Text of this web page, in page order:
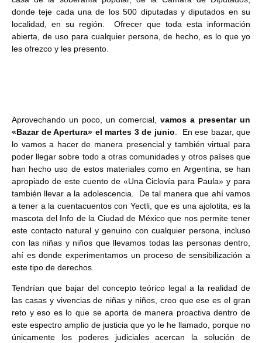
donde teje cada una de los 500 diputadas y diputados en su
localidad, en su región. Ofrecer que toda esta información
abierta, de uso para cualquier persona, de hecho, es lo que yo
les ofrezco y les presento.
Aprovechando un poco, un comercial, vamos a presentar un
«Bazar de Apertura» el martes 3 de junio . En ese bazar, que
lo vamos a hacer de manera presencial y también virtual para
poder llegar sobre todo a otras comunidades y otros países que
han hecho uso de estos materiales como en Argentina, se han
apropiado de este cuento de «Una Ciclovía para Paula» y para
también llevar a la adolescencia. De tal manera que ahí vamos
a tener a la cuentacuentos con Yectli, que es una ajolotita, es la
mascota del Info de la Ciudad de México que nos permite tener
este contacto natural y genuino con cualquier persona, incluso
con las niñas y niños que llevamos todas las personas dentro,
ahí es donde experimentamos un proceso de sensibilización a
este tipo de derechos.
Tendrían que bajar del concepto teórico legal a la realidad de
las casas y vivencias de niñas y niños, creo que ese es el gran
reto y eso es lo que se aporta de manera proactiva dentro de
este espectro amplio de justicia que yo le he llamado, porque no
únicamente los poderes judiciales acercan la solución de